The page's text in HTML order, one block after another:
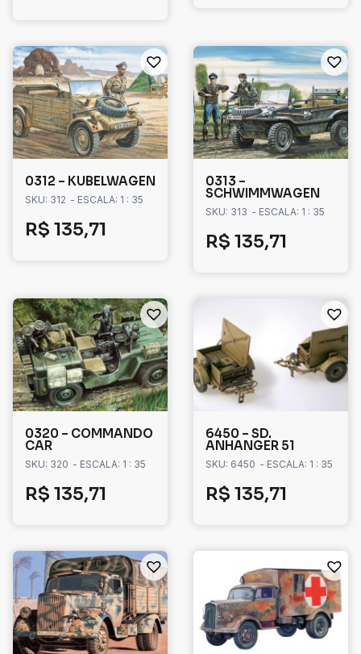
0312 – KUBELWAGEN
SKU: 312 - ESCALA: 1 : 35
R$ 135,71
0313 –
SCHWIMMWAGEN
SKU: 313 - ESCALA: 1 : 35
R$ 135,71
0320 – COMMANDO
CAR
SKU: 320 - ESCALA: 1 : 35
R$ 135,71
6450 – SD.
ANHANGER 51
SKU: 6450 - ESCALA: 1 : 35
R$ 135,71